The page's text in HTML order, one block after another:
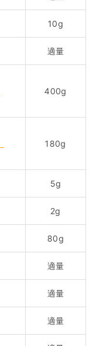
10g
適量
400g
180g
5g
2g
80g
適量
適量
適量